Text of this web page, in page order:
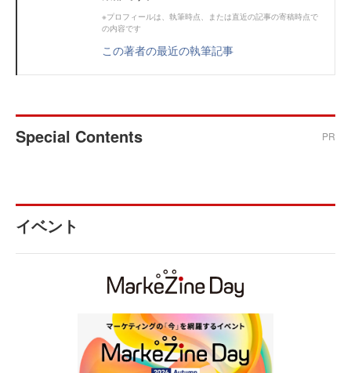
※プロフィールは、執筆時点、または直近の記事の寄稿時点で
の内容です
この著者の最近の執筆記事
Special Contents PR
イベント